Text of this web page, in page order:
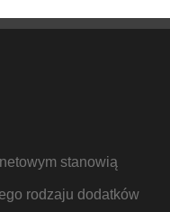
stanowią
rodzaju dodatków